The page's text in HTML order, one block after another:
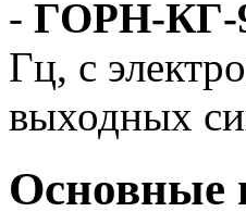
- ГОРН-КГ-
Гц, с
выходных
Основные